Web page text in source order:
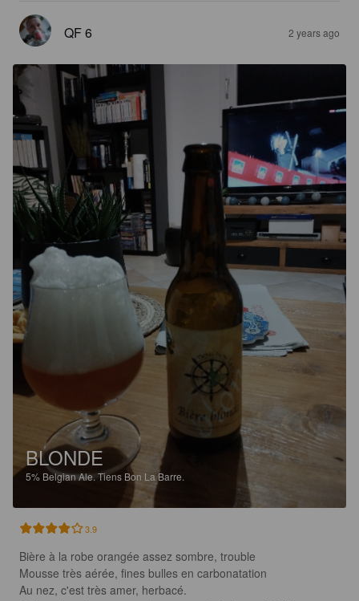
QF 6 2 years ago
BLONDE
5% Belgian Ale. Tiens Bon La Barre.
3.9
Bière à la robe orangée assez sombre, trouble
Mousse très aérée, fines bulles en carbonatation
Au nez, c'est très amer, herbacé.